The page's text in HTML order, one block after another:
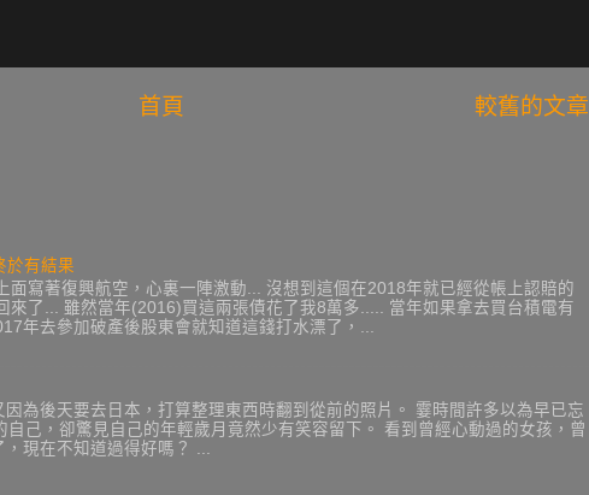
較舊的文章
首頁
於有結果
面寫著復興航空，心裏一陣激動... 沒想到這個在2018年就已經從帳上認賠的
來了... 雖然當年(2016)買這兩張債花了我8萬多..... 當年如果拿去買台積電有
年去參加破產後股東會就知道這錢打水漂了，...
為後天要去日本，打算整理東西時翻到從前的照片。 霎時間許多以為早已忘
己，卻驚見自己的年輕歲月竟然少有笑容留下。 看到曾經心動過的女孩，曾
現在不知道過得好嗎？ ...